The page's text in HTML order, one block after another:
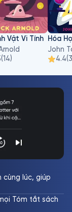
Vật Vi Tính
(14)
John
4.4(
cùng lúc, giúp
Tóm tắt sách